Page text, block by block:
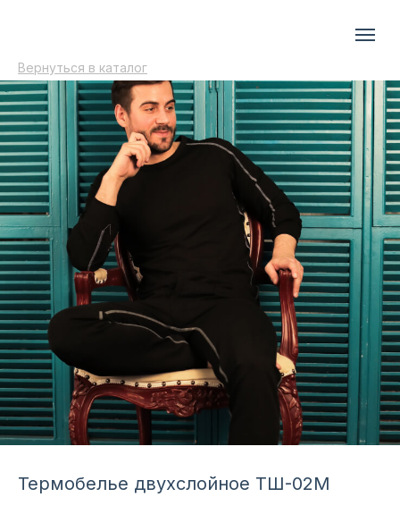
Вернуться в каталог
Термобелье двухслойное ТШ-02М